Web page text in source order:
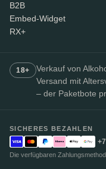
B2B
Embed-Widget
RX+
18+
Verkauf von
Versand mit
– der Paketbote
SICHERES BEZAHLEN
+7
Die verfügbaren